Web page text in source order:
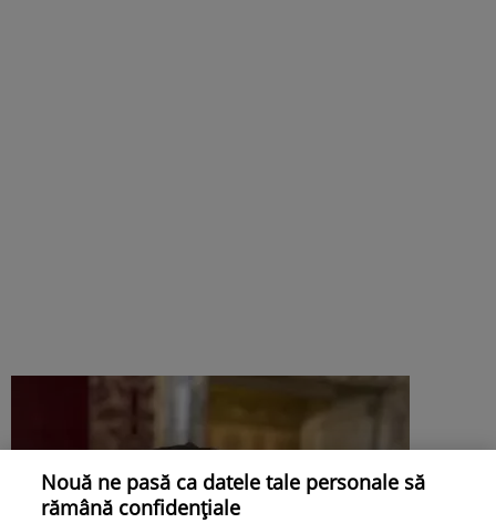
Nouă ne pasă ca datele tale personale să
rămână confidențiale